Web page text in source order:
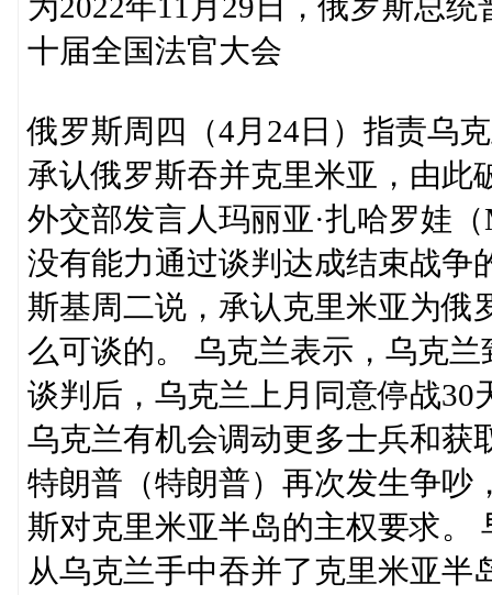
十届全国法官大会
俄罗斯周四（4月24日）指责乌
承认俄罗斯吞并克里米亚，由此
外交部发言人玛丽亚·扎哈罗娃
没有能力通过谈判达成结束战争
斯基周二说，承认克里米亚为俄
么可谈的。 乌克兰表示，乌克
谈判后，乌克兰上月同意停战
乌克兰有机会调动更多士兵和获
特朗普（特朗普）再次发生争吵
斯对克里米亚半岛的主权要求。
从乌克兰手中吞并了克里米亚半